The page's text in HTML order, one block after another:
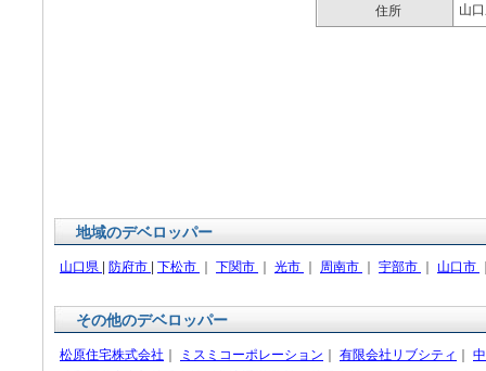
住所 山
地域のデベロッパー
山口県 防府市 下松市 下関市 光市 周南市 宇部市 山口市
その他のデベロッパー
松原住宅株式会社 ミスミコーポレーション 有限会社リブシティ